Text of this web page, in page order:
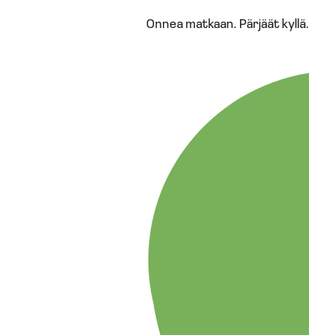
Onnea matkaan. Pärjäät kyllä.